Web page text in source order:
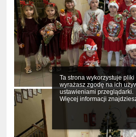
Ta strona wykorzystuje
wyrażasz zgodę na ich
ustawieniami przeglądarki.
Więcej informacji